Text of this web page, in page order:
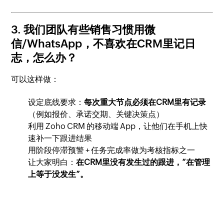
3. 我们团队有些销售习惯用微
信/WhatsApp，不喜欢在CRM里记日
志，怎么办？
可以这样做：
设定底线要求：每次重大节点必须在CRM里有记录
（例如报价、承诺交期、关键决策点）
利用 Zoho CRM 的移动端 App，让他们在手机上快
速补一下跟进结果
用阶段停滞预警 + 任务完成率做为考核指标之一
让大家明白：在CRM里没有发生过的跟进，“在管理
上等于没发生”。